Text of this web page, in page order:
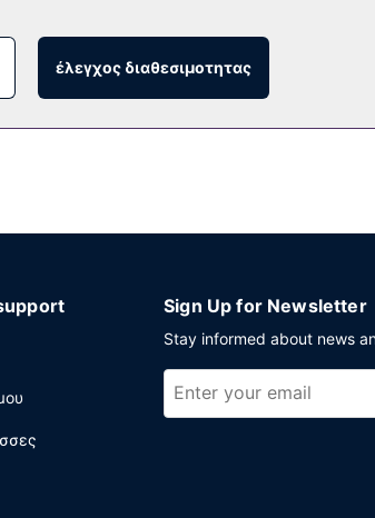
έλεγχος διαθεσιμοτητας
Sign Up for Newsletter
Stay informed about news